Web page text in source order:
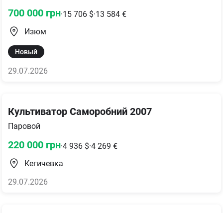
700 000 грн·15 706 $·13 584 €
Изюм
Новый
29.07.2026
Культиватор Саморобний 2007
Паровой
220 000 грн·4 936 $·4 269 €
Кегичевка
29.07.2026